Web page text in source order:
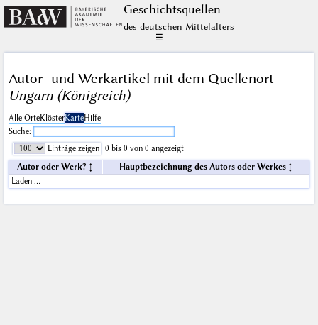
Geschichts­quellen
des deutschen Mittelalters
☰
Autor- und Werkartikel mit dem Quellenort
Ungarn (Königreich)
Alle OrteKlösterKarteHilfe
Suche:
Einträge zeigen
0 bis 0 von 0 angezeigt
Autor oder Werk?
Hauptbezeichnung des Autors oder Werkes
Laden …